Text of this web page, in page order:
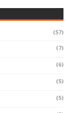
(57)
(7)
(6)
(5)
(5)